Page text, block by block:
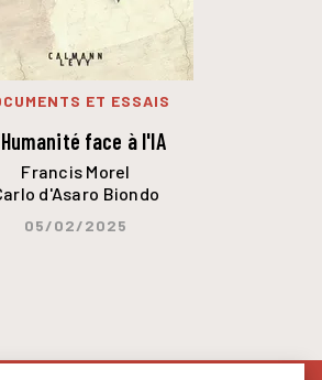
ET ESSAIS
face à l'IA
Francis Morel
d'Asaro Biondo
05/02/2025